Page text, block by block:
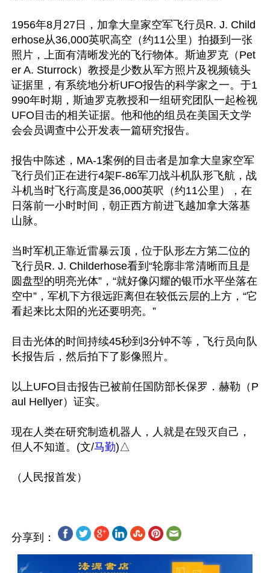
1956年8月27日，加拿大皇家空军飞行员R. J. Child
erhose从36,000英呎高空（约11公里）拍摄到一张
照片，上面有清晰发光的飞行物体。斯迪罗克（Pet
er A. Sturrock）教授是少数从军方照片及视频镜头
证据里，有系统地分析UFO报告的科学家之一。于1
990年时期，斯迪罗克教授和一组研究团队一起检视
UFO目击的相关证据。他和他的组员在美国天文学
会会员调查中公开发表一篇研究报告。
报告中陈述，MA-1案例的目击者是加拿大皇家空军
飞行员们正在进行4架F-86军刀战斗机队形飞航，战
斗机当时飞行高度是36,000英呎（约11公里），在
日落前一小时时间，朝正西方前进飞越加拿大落基
山脉。
当时军机正靠近雷暴云顶，位于队形左方第二位的
飞行员R. J. Childerhose看到“轮廓非常清晰而且是
圆盘型的明亮光体”，“就好像闪耀的银币水平坐落在
空中”，军机下方很远距离但在较低云层的上方，“它
看起来比太阳的光还要明亮。”
目击光体的时间持续45秒到3分钟不等，飞行员向队
长报告后，然后拍下了影像照片。
以上UFO目击报告已被前任国防部长保罗．赫勒（P
aul Hellyer）证实。
现在人类在研究制造机器人，人就是在毁灭自己，
但人不知道。(文/马勤)△
分享到：